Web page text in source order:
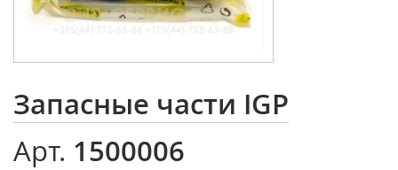
Запасные части IGP
Арт. 1500006